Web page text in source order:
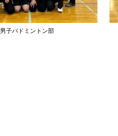
男子バドミントン部